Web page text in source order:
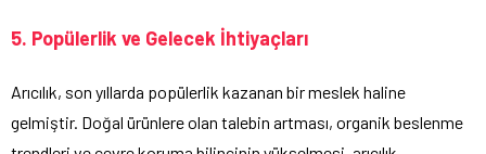
5. Popülerlik ve Gelecek İhtiyaçları
Arıcılık, son yıllarda popülerlik kazanan bir meslek haline
gelmiştir. Doğal ürünlere olan talebin artması, organik beslenme